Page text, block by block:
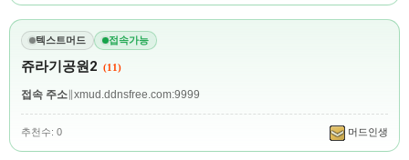
텍스트머드 접속가능
쥬라기공원2 (11)
접속 주소 xmud.ddnsfree.com:9999
추천수: 0 머드인생